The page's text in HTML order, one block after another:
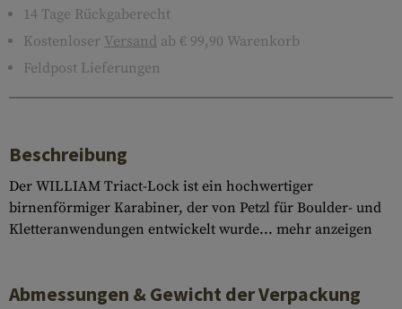
14 Tage Rückgaberecht
Kostenloser Versand ab € 99,90 Warenkorb
Feldpost Lieferungen
Beschreibung
Der WILLIAM Triact-Lock ist ein hochwertiger
birnenförmiger Karabiner, der von Petzl für Boulder- und
Kletteranwendungen entwickelt wurde... mehr anzeigen
Abmessungen & Gewicht der Verpackung